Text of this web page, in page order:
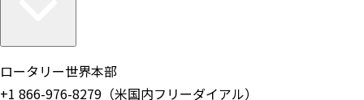
ロータリー世界本部
+1 866-976-8279（米国内フリーダイアル）